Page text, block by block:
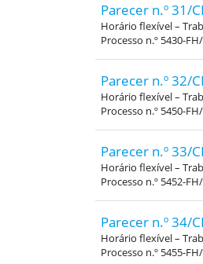
Parecer n.º 31/
Horário flexível –
Processo n.º 5430-
Parecer n.º 32/
Horário flexível –
Processo n.º 5450-
Parecer n.º 33/
Horário flexível –
Processo n.º 5452-
Parecer n.º 34/
Horário flexível –
Processo n.º 5455-